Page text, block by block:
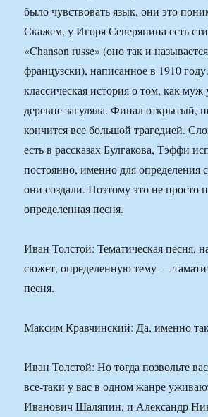
было чувствовать язык, они это
Скажем, у Игоря Северянина есть
«Chanson russe» (оно так и
французски), написанное в 1910
классическая история о том, как муж
деревне загуляла. Финал открытый,
кончится все большой трагедией.
есть в рассказах Булгакова, Тэффи
постоянно, именно для определения
они создали. Поэтому это не просто
определенная песня.
Иван Толстой: Тематическая песня,
сюжет, определенную тему —
песня.
Максим Кравчинский: Да, именно
Иван Толстой: Но тогда позвольте
все-таки у вас в одном жанре
Иванович Шаляпин, и Александр